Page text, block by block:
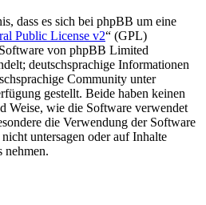
dass es sich bei phpBB um eine
Public License v2“ (GPL)
von phpBB Limited
deutschsprachige Informationen
Community unter
gestellt. Beide haben keinen
Weise, wie die Software verwendet
die Verwendung der Software
untersagen oder auf Inhalte
nehmen.